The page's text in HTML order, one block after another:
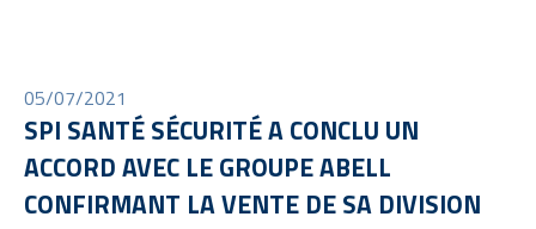
05/07/2021
SPI SANTÉ SÉCURITÉ A CONCLU UN
ACCORD AVEC LE GROUPE ABELL
CONFIRMANT LA VENTE DE SA DIVISION